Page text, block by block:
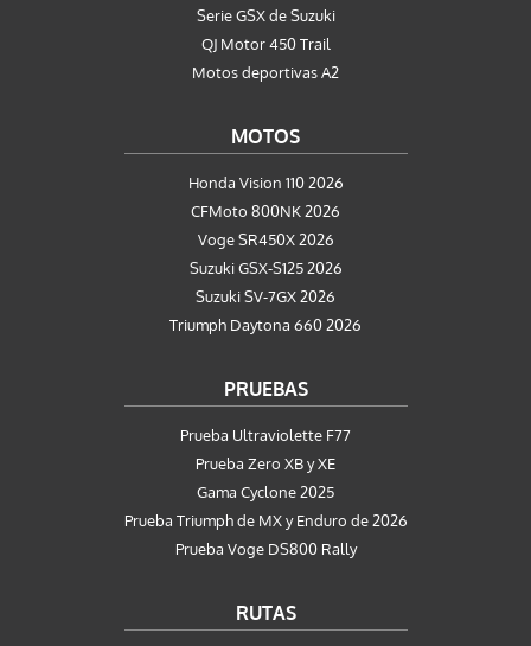
Serie GSX de Suzuki
QJ Motor 450 Trail
Motos deportivas A2
MOTOS
Honda Vision 110 2026
CFMoto 800NK 2026
Voge SR450X 2026
Suzuki GSX-S125 2026
Suzuki SV-7GX 2026
Triumph Daytona 660 2026
PRUEBAS
Prueba Ultraviolette F77
Prueba Zero XB y XE
Gama Cyclone 2025
Prueba Triumph de MX y Enduro de 2026
Prueba Voge DS800 Rally
RUTAS